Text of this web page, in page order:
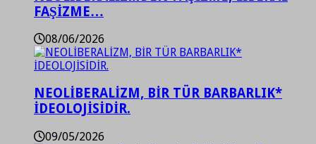
FAŞİZME…
08/06/2026
NEOLİBERALİZM, BİR TÜR BARBARLIK*
İDEOLOJİSİDİR.
09/05/2026